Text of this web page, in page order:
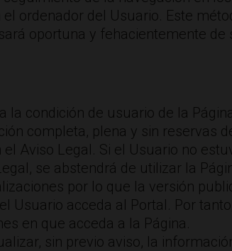
ordenador del Usuario. Este
oportuna y fehacientemente de
condición de usuario de la
completa, plena y sin reservas
Aviso Legal. Si el Usuario no
se abstendrá de utilizar la
por lo que la versión
Usuario acceda al Portal. Por
en que acceda a la Página.
sin previo aviso, la